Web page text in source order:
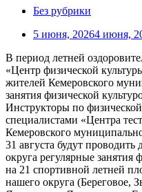
Без рубрики
5 июня, 20264 июня,
В период летней
«Центр физической
жителей Кемеровского
занятия физической
Инструкторы по
специалистами «Центра
Кемеровского
31 августа будут проводить
округа регулярные занятия
на 21 спортивной летней
нашего округа (Береговое,